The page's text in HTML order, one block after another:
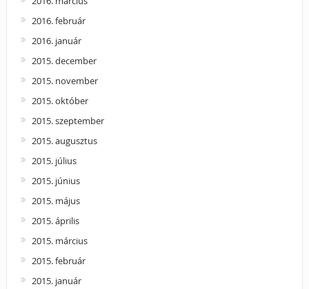
2016. február
2016. január
2015. december
2015. november
2015. október
2015. szeptember
2015. augusztus
2015. július
2015. június
2015. május
2015. április
2015. március
2015. február
2015. január